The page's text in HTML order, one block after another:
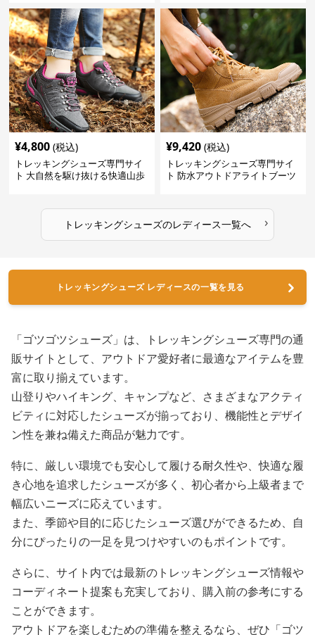
¥4,800 (税込)
トレッキングシューズ専門サイ
ト 大自然を駆け抜ける快適山歩
¥9,420 (税込)
トレッキングシューズ専門サイ
ト 防水アウトドアライトブーツ
トレッキングシューズのレディース一覧へ ›
トレッキングシューズ レディースの一覧を見る
「ゴツゴツシューズ」は、トレッキングシューズ専門の通
販サイトとして、アウトドア愛好者に最適なアイテムを豊
富に取り揃えています。
山登りやハイキング、キャンプなど、さまざまなアクティ
ビティに対応したシューズが揃っており、機能性とデザイ
ン性を兼ね備えた商品が魅力です。
特に、厳しい環境でも安心して履ける耐久性や、快適な履
き心地を追求したシューズが多く、初心者から上級者まで
幅広いニーズに応えています。
また、季節や目的に応じたシューズ選びができるため、自
分にぴったりの一足を見つけやすいのもポイントです。
さらに、サイト内では最新のトレッキングシューズ情報や
コーディネート提案も充実しており、購入前の参考にする
ことができます。
アウトドアを楽しむための準備を整えるなら、ぜひ「ゴツ